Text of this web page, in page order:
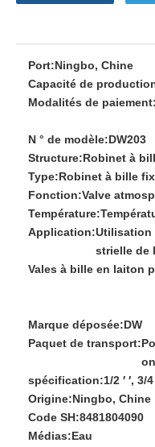
Port:Ningbo, Chine
Capacité de
Modalités de paiement:
N ° de modèle:DW203
Structure:Robinet à
Type:Robinet à bille
Fonction:Valve
Température:
Application:Utilisation
strielle de
Vales à bille en laiton
Marque déposée:DW
Paquet de transport:
spécification:1/2 ′ ′, 3/4
Origine:Ningbo, Chine
Code SH:8481804090
Médias:Eau